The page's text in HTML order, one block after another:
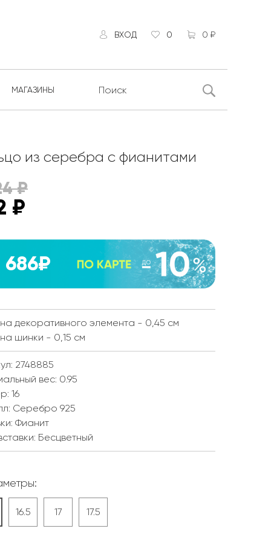
ВХОД 0 0 ₽
МАГАЗИНЫ
из серебра с фианитами
₽
₽
686₽
декоративного элемента - 0,45 см
шинки - 0,15 см
2748885
вес: 0.95
16
Серебро 925
Фианит
Бесцветный
16.5 17 17.5